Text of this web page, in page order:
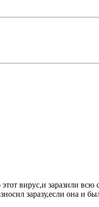
вирус,и заразили
заразу,если она